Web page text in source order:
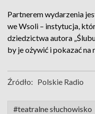
Partnerem wydarzenia
we Wsoli – instytucja,
dziedzictwa autora
by je ożywić i pokazać na
Źródło: Polskie Radio
#teatralne słuchowisko